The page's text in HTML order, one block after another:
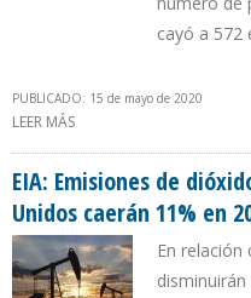
cayó a 572
PUBLICADO: 15 de mayo de 2020
LEER MÁS
EIA: Emisiones de
Unidos caerán 11% en
En relación